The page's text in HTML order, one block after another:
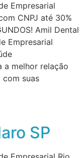
Empresarial
CNPJ até 30%
Amil Dental
Empresarial
a melhor relação
suas
SP